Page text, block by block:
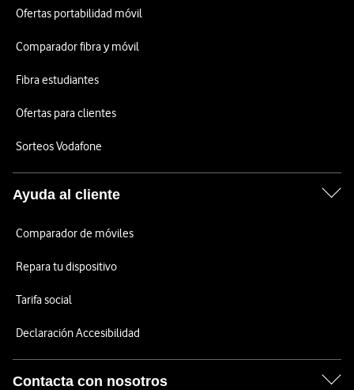
Ofertas portabilidad móvil
Comparador fibra y móvil
Fibra estudiantes
Ofertas para clientes
Sorteos Vodafone
Ayuda al cliente
Comparador de móviles
Repara tu dispositivo
Tarifa social
Declaración Accesibilidad
Contacta con nosotros